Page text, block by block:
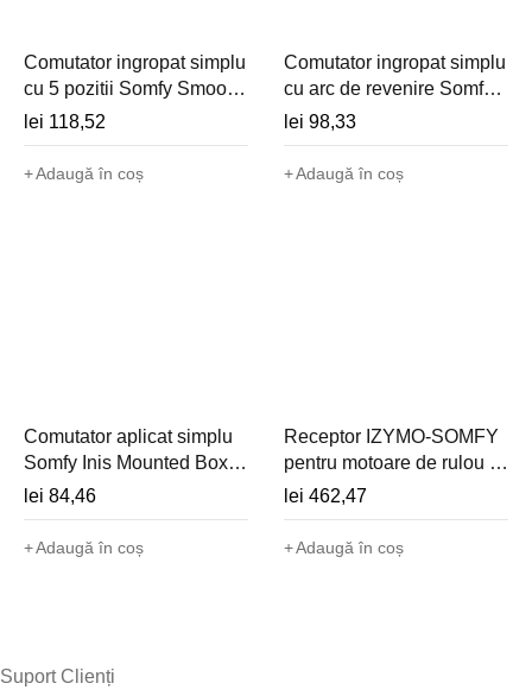
Comutator ingropat simplu
cu 5 pozitii Somfy Smoove
Uno VB (cablat, 230V,
jaluzele venetiene) -
1800510
lei 118,52
Adaugă în coș
Comutator ingropat simplu
cu arc de revenire Somfy
Smoove Uno MP (cablat,
230V) - 1800509
lei 98,33
Adaugă în coș
Comutator aplicat simplu
Somfy Inis Mounted Box
(montaj suprafata, cablat
230V) - 1800511
lei 84,46
Adaugă în coș
Receptor IZYMO-SOMFY
pentru motoare de rulou -
1822660
lei 462,47
Adaugă în coș
Suport Clienți​